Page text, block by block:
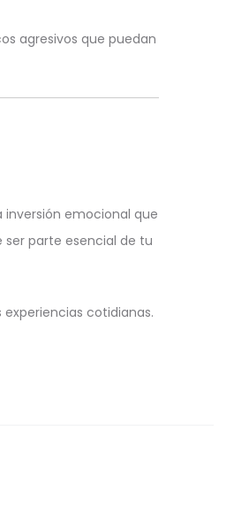
agresivos que puedan
inversión emocional que
ser parte esencial de tu
cotidianas.